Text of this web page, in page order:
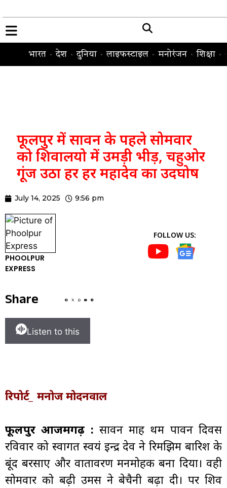
भारत देश दुनिया लाइफस्टाइल मनोरंजन शिक्षा
फूलपुर में सावन के पहले सोमवार
को शिवालयो में उमड़ी भीड़, चहुओर
गूंज उठा हर हर महादेव का उदघोष
July 14, 2025 9:56 pm
PHOOLPUR
EXPRESS
FOLLOW US:
Share
Listen to this
रिपोर्ट_ मनोज मोदनवाल
फूलपुर आजमगढ़ : सावन माह प्रथम पावन दिवस
रविवार को स्वागत स्वयं इन्द्र देव ने रिमझिम बारिश के
बूंद बरसाए और वातावरण मनमोहक बना दिया। वही
सोमवार को बढ़ी उमस ने बेचैनी बढ़ा दी। पर शिव